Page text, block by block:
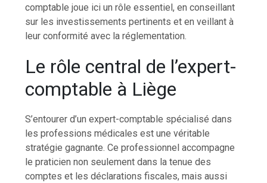
comptable joue ici un rôle essentiel, en conseillant
sur les investissements pertinents et en veillant à
leur conformité avec la réglementation.
Le rôle central de l’expert-
comptable à Liège
S’entourer d’un expert-comptable spécialisé dans
les professions médicales est une véritable
stratégie gagnante. Ce professionnel accompagne
le praticien non seulement dans la tenue des
comptes et les déclarations fiscales, mais aussi